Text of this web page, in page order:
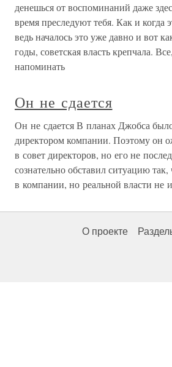
денешься от воспоминаний даже
время преследуют тебя. Как и когда
ведь началось это уже давно и вот
годы, советская власть крепчала.
напоминать
Он не сдается
Он не сдается В планах Джобса
директором компании. Поэтому он
в совет директоров, но его не
сознательно обставил ситуацию
в компании, но реальной власти
О проекте